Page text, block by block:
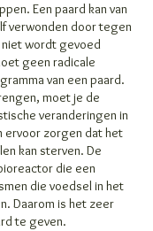
Een paard kan van
verwonden door tegen
wordt gevoed
geen radicale
van een paard.
moet je de
veranderingen in
ervoor zorgen dat het
kan sterven. De
die een
die voedsel in het
Daarom is het zeer
te geven.